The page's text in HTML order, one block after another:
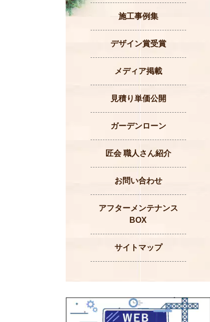
施工事例集
デザイン賞受賞
メディア掲載
見積り単価公開
ガーデンローン
匠会 職人さん紹介
お問い合わせ
アフターメンテナンス
BOX
サイトマップ